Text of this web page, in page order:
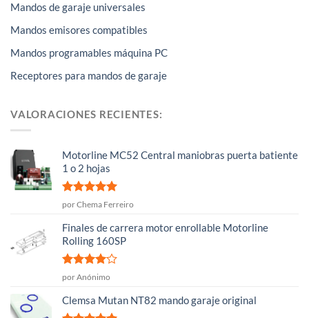
Mandos de garaje universales
Mandos emisores compatibles
Mandos programables máquina PC
Receptores para mandos de garaje
VALORACIONES RECIENTES:
Motorline MC52 Central maniobras puerta batiente
1 o 2 hojas
Valorado
por Chema Ferreiro
Finales de carrera motor enrollable Motorline
Rolling 160SP
Valorado
5
por Anónimo
Clemsa Mutan NT82 mando garaje original